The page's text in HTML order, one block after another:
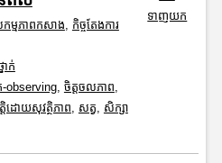
ម្មភាពកសាង, កិច្ចតែងការ
ាក់
-observing, ចិត្តចលភាព,
តិដោយសុវត្ថិភាព, សត្វ, សិក្សា
ទាញយក